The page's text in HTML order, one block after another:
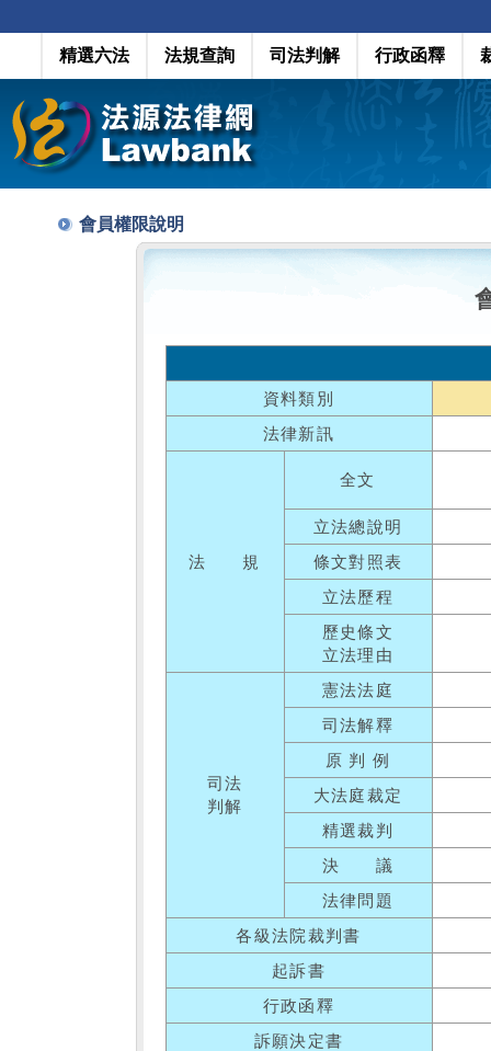
精選六法 法規查詢 司法判解 行政函釋
會員權限說明
資料類別
法律新訊
法 規
全文
立法總說明
條文對照表
立法歷程
歷史條文
立法理由
司法
判解
憲法法庭
司法解釋
原 判 例
大法庭裁定
精選裁判
決 議
法律問題
各級法院裁判書
起訴書
行政函釋
訴願決定書